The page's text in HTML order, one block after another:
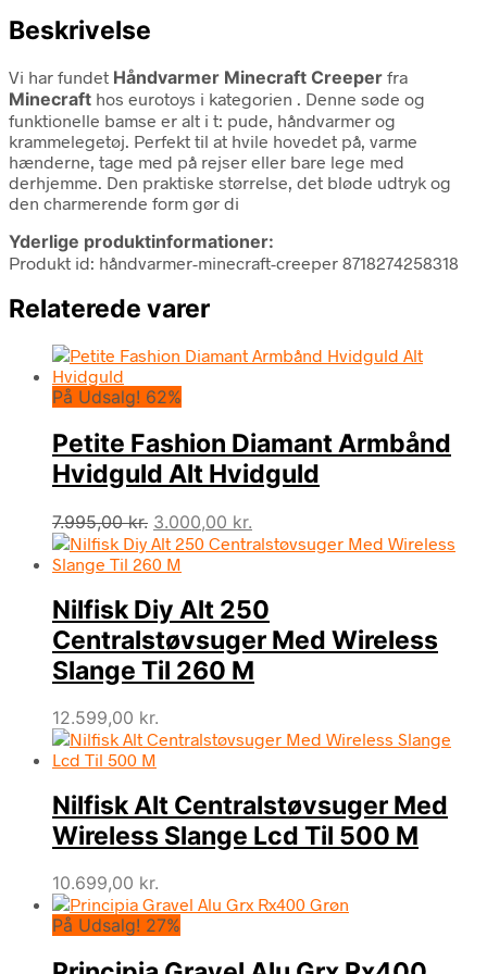
Beskrivelse
Vi har fundet Håndvarmer Minecraft Creeper fra
Minecraft hos eurotoys i kategorien . Denne søde og
funktionelle bamse er alt i t: pude, håndvarmer og
krammelegetøj. Perfekt til at hvile hovedet på, varme
hænderne, tage med på rejser eller bare lege med
derhjemme. Den praktiske størrelse, det bløde udtryk og
den charmerende form gør di
Yderlige produktinformationer:
Produkt id: håndvarmer-minecraft-creeper 8718274258318
Relaterede varer
På Udsalg! 62%
Petite Fashion Diamant Armbånd
Hvidguld Alt Hvidguld
7.995,00kr. Den
oprindelige
pris
7.995,00 kr..
3.000,00 kr.
aktuelle
3.000,00 kr..
Nilfisk Diy Alt 250
Centralstøvsuger Med Wireless
Slange Til 260 M
12.599,00 kr.
Nilfisk Alt Centralstøvsuger Med
Wireless Slange Lcd Til 500 M
10.699,00 kr.
På Udsalg! 27%